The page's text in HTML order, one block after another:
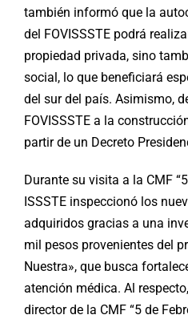
también informó que la
del FOVISSSTE podrá
propiedad privada, sino
social, lo que beneficiará
del sur del país. Asimismo,
FOVISSSTE a la
partir de un Decreto
Durante su visita a la CMF
ISSSTE inspeccionó los
adquiridos gracias a una
mil pesos provenientes del
Nuestra», que busca
atención médica. Al
director de la CMF “5 de